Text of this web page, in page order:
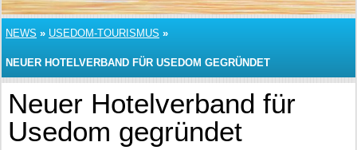
NEWS » USEDOM-TOURISMUS »
NEUER HOTELVERBAND FÜR USEDOM GEGRÜNDET
Neuer Hotelverband für
Usedom gegründet